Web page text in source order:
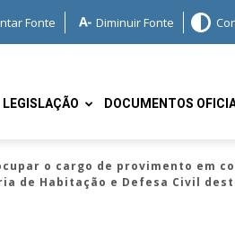
Fonte Diminuir Fonte
LEGISLAÇÃO DOCUMENTOS
ocupar o cargo de provimento em
de Habitação e Defesa Civil